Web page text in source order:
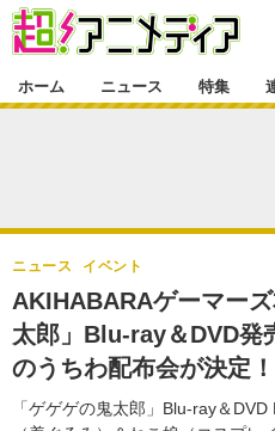
ゲーム・アプリ
グッズ
声優
舞台
特集一覧
ラキりす
連載マンガ
連載マンガ一覧
番組・動画一覧
動画
連載・ブログ
連載・ブログ一覧
ホーム ニュース 特集
AKIHABARAゲーマー
太郎」Blu-ray＆DVD発
のうちわ配布会が決定！
「ゲゲゲの鬼太郎」Blu-ray＆
ニュース イベント